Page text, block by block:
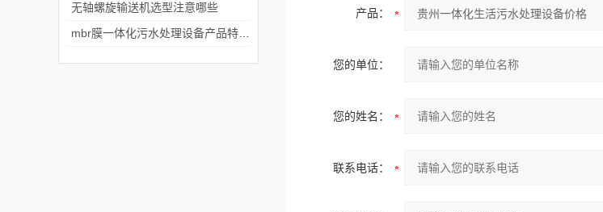
产品：
您的单位：
您的姓名：
联系电话：
无轴螺旋输送机选型注意哪些